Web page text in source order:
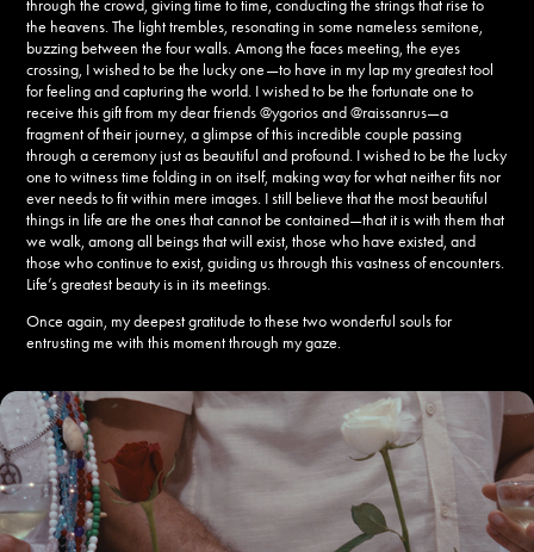
through the crowd, giving time to time, conducting the strings that rise to
the heavens. The light trembles, resonating in some nameless semitone,
buzzing between the four walls. Among the faces meeting, the eyes
crossing, I wished to be the lucky one—to have in my lap my greatest tool
for feeling and capturing the world. I wished to be the fortunate one to
receive this gift from my dear friends @ygorios and @raissanrus—a
fragment of their journey, a glimpse of this incredible couple passing
through a ceremony just as beautiful and profound. I wished to be the lucky
one to witness time folding in on itself, making way for what neither fits nor
ever needs to fit within mere images. I still believe that the most beautiful
things in life are the ones that cannot be contained—that it is with them that
we walk, among all beings that will exist, those who have existed, and
those who continue to exist, guiding us through this vastness of encounters.
Life’s greatest beauty is in its meetings.
Once again, my deepest gratitude to these two wonderful souls for
entrusting me with this moment through my gaze.